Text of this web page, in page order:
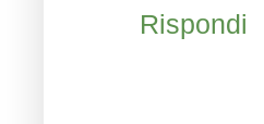
Rispondi